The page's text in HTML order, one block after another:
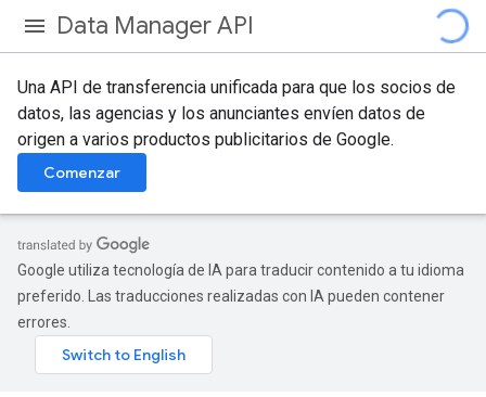
Data Manager API
Una API de transferencia unificada para que los socios de
datos, las agencias y los anunciantes envíen datos de
origen a varios productos publicitarios de Google.
Comenzar
Google utiliza tecnología de IA para traducir contenido a tu idioma
preferido. Las traducciones realizadas con IA pueden contener
errores.